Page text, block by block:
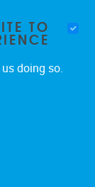
TO
doing so.